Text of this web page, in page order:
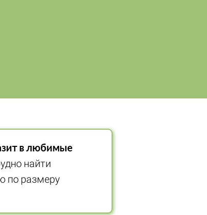
в любимые
найти
по размеру